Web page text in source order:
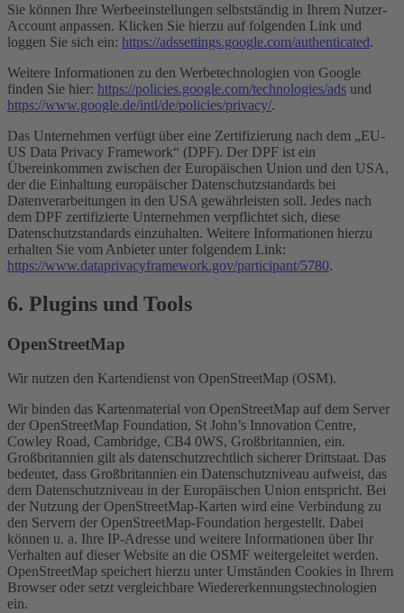
Sie können Ihre Werbeeinstellungen selbstständig in Ihrem Nutzer-
Account anpassen. Klicken Sie hierzu auf folgenden Link und
loggen Sie sich ein: https://adssettings.google.com/authenticated.
Weitere Informationen zu den Werbetechnologien von Google
finden Sie hier: https://policies.google.com/technologies/ads und
https://www.google.de/intl/de/policies/privacy/.
Das Unternehmen verfügt über eine Zertifizierung nach dem „EU-
US Data Privacy Framework“ (DPF). Der DPF ist ein
Übereinkommen zwischen der Europäischen Union und den USA,
der die Einhaltung europäischer Datenschutzstandards bei
Datenverarbeitungen in den USA gewährleisten soll. Jedes nach
dem DPF zertifizierte Unternehmen verpflichtet sich, diese
Datenschutzstandards einzuhalten. Weitere Informationen hierzu
erhalten Sie vom Anbieter unter folgendem Link:
https://www.dataprivacyframework.gov/participant/5780.
6. Plugins und Tools
OpenStreetMap
Wir nutzen den Kartendienst von OpenStreetMap (OSM).
Wir binden das Kartenmaterial von OpenStreetMap auf dem Server
der OpenStreetMap Foundation, St John’s Innovation Centre,
Cowley Road, Cambridge, CB4 0WS, Großbritannien, ein.
Großbritannien gilt als datenschutzrechtlich sicherer Drittstaat. Das
bedeutet, dass Großbritannien ein Datenschutzniveau aufweist, das
dem Datenschutzniveau in der Europäischen Union entspricht. Bei
der Nutzung der OpenStreetMap-Karten wird eine Verbindung zu
den Servern der OpenStreetMap-Foundation hergestellt. Dabei
können u. a. Ihre IP-Adresse und weitere Informationen über Ihr
Verhalten auf dieser Website an die OSMF weitergeleitet werden.
OpenStreetMap speichert hierzu unter Umständen Cookies in Ihrem
Browser oder setzt vergleichbare Wiedererkennungstechnologien
ein.